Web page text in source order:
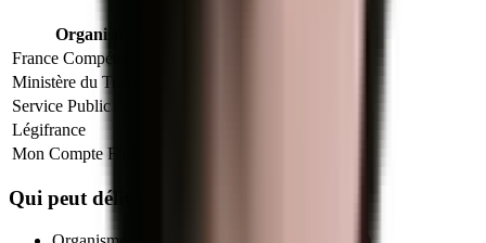
Organisme
France Compétences
Ministère du Travail
Service Public
Légifrance
Mon Compte Formation
Qui peut délivrer le titre